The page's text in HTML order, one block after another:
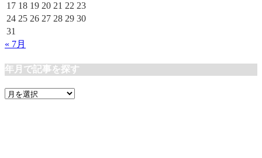
17 18 19 20 21 22 23
24 25 26 27 28 29 30
31
« 7月
年月で記事を探す
年